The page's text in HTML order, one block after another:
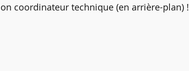
coordinateur technique (en arrière-plan) !